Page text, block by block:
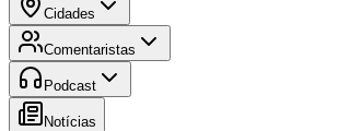
Cidades
Comentaristas
Podcast
Notícias